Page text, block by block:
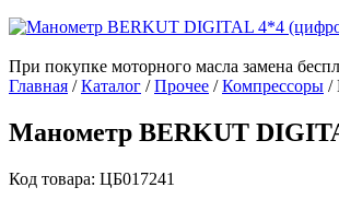
При покупке моторного масла замена
Главная /Каталог /Прочее /Компрессоры /
Манометр BERKUT
Код товара: ЦБ017241